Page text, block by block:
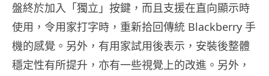
盤終於加入「獨立」按鍵，而且支援在直向顯示時
使用，令用家打字時，重新拾回傳統 Blackberry 手
機的感覺。另外，有用家試用後表示，安裝後整體
穩定性有所提升，亦有一些視覺上的改進。另外，